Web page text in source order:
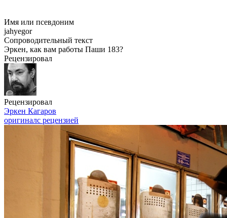
Имя или псевдоним
jahyegor
Сопроводительный текст
Эркен, как вам работы Паши 183?
Рецензировал
Рецензировал
Эркен Кагаров
оригиналс рецензией